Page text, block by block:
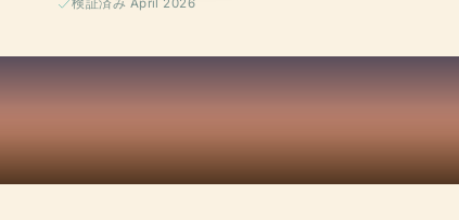
検証済み April 2026